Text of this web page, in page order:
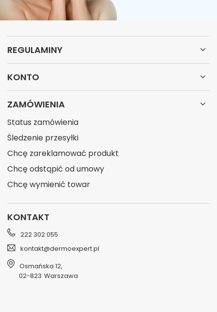
REGULAMINY
KONTO
ZAMÓWIENIA
Status zamówienia
Śledzenie przesyłki
Chcę zareklamować produkt
Chcę odstąpić od umowy
Chcę wymienić towar
KONTAKT
222 302 055
kontakt@dermoexpert.pl
Osmańska 12,
02-823 Warszawa